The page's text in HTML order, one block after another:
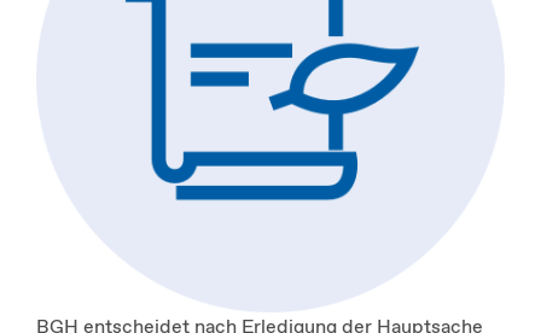
BGH entscheidet nach Erledigung der Hauptsache